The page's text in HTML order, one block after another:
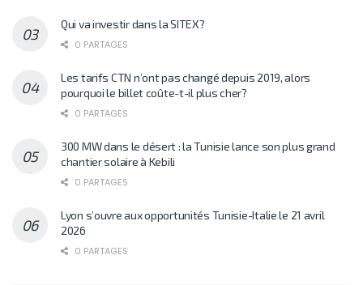
annule son escale à La Goulette.
Détails
0 PARTAGES
Rym Ben Salah prend les rênes de Viamobile
Les tarifs CTN n’ont pas changé depuis 2019, alors